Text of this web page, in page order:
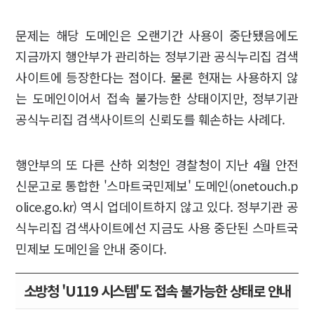
문제는 해당 도메인은 오랜기간 사용이 중단됐음에도
지금까지 행안부가 관리하는 정부기관 공식누리집 검색
사이트에 등장한다는 점이다. 물론 현재는 사용하지 않
는 도메인이어서 접속 불가능한 상태이지만, 정부기관
공식누리집 검색사이트의 신뢰도를 훼손하는 사례다.
행안부의 또 다른 산하 외청인 경찰청이 지난 4월 안전
신문고로 통합한 '스마트국민제보' 도메인(onetouch.p
olice.go.kr) 역시 업데이트하지 않고 있다. 정부기관 공
식누리집 검색사이트에선 지금도 사용 중단된 스마트국
민제보 도메인을 안내 중이다.
소방청 'U119 시스템'도 접속 불가능한 상태로 안내